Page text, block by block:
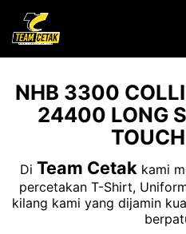
NHB 3300
24400 LONG
Di Team Cetak kami
percetakan T-Shirt,
kilang kami yang dijamin